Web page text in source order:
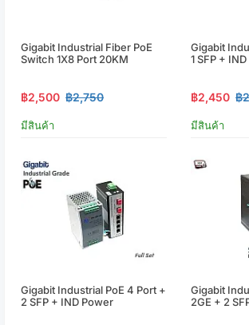
Gigabit Industrial Fiber PoE
Switch 1X8 Port 20KM
฿2,500 ฿2,750
มีสินค้า
Gigabit
1 SFP +
฿2,450 ฿
มีสินค้า
Gigabit Industrial PoE 4 Port +
2 SFP + IND Power
Gigabit
2GE + 2